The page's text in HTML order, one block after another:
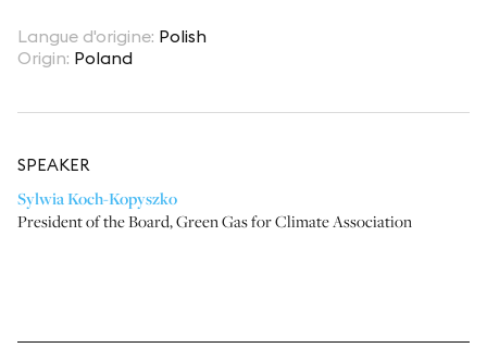
Langue d'origine: Polish
Origin: Poland
SPEAKER
Sylwia Koch-Kopyszko
President of the Board,Green Gas for Climate Association